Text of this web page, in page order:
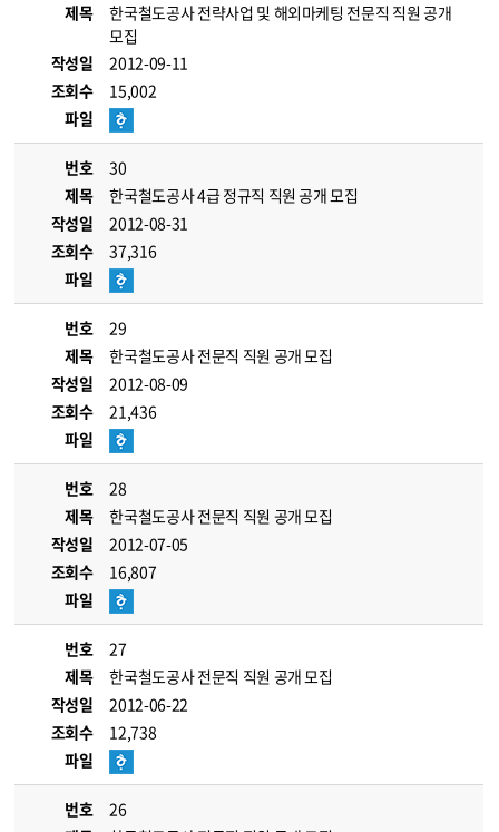
제목
한국철도공사 전략사업 및 해외마케팅 전문직 직원 공개
모집
작성일
2012-09-11
조회수
15,002
파일
번호
30
제목
한국철도공사 4급 정규직 직원 공개 모집
작성일
2012-08-31
조회수
37,316
파일
번호
29
제목
한국철도공사 전문직 직원 공개 모집
작성일
2012-08-09
조회수
21,436
파일
번호
28
제목
한국철도공사 전문직 직원 공개 모집
작성일
2012-07-05
조회수
16,807
파일
번호
27
제목
한국철도공사 전문직 직원 공개 모집
작성일
2012-06-22
조회수
12,738
파일
번호
26